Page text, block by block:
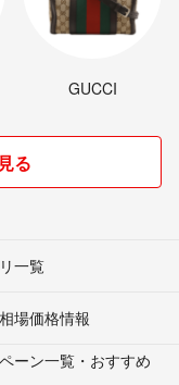
GUCCI
る
一覧
場価格情報
ーン一覧・おすすめ